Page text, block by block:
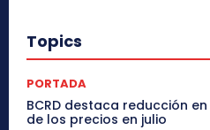
Topics
PORTADA
BCRD destaca reducción
de los precios en julio